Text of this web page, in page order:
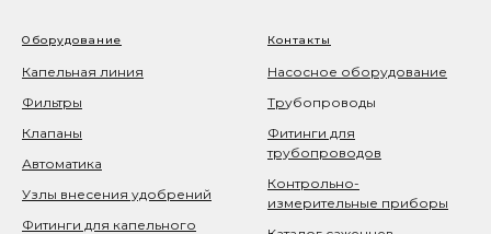
Оборудование
Капельная линия
Фильтры
Клапаны
Автоматика
Узлы внесения удобрений
Фитинги для капельного
Контакты
Насосное оборудование
Трубопроводы
Фитинги для
трубопроводов
Контрольно-
измерительные приборы